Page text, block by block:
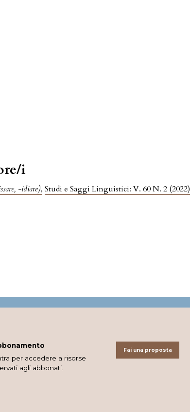
i
-idiare),Studi e Saggi Linguistici: V. 60 N. 2 (2022)
per accedere a risorse
agli abbonati.
Fai una proposta